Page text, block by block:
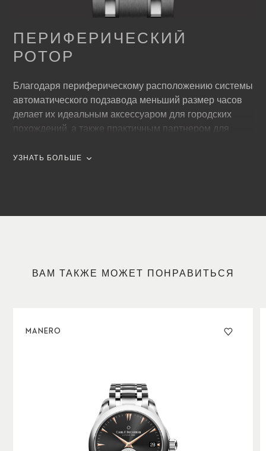
ПЕРИФЕРИЧЕСКИЙ
РОТОР
Благодаря периферическому расположению системы
автоматического подзавода меньший размер часов
делает их идеальным аксессуаром для городских
похождений, а также практичным партнером для
периферически расположенный двунаправленный
УЗНАТЬ БОЛЬШЕ
ВАМ ТАКЖЕ МОЖЕТ ПОНРАВИТЬСЯ
MANERO